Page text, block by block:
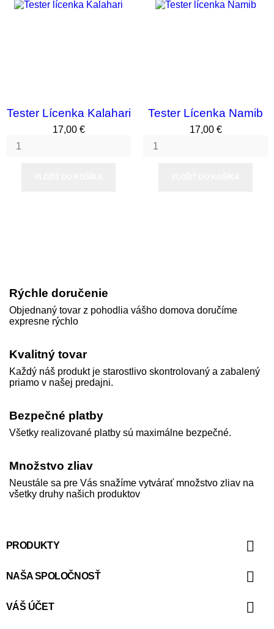
Tester Lícenka Kalahari
Cena
17,00 €
Tester Lícenka Namib
Cena
17,00 €
Rýchle doručenie
Objednaný tovar z pohodlia vášho domova doručíme
expresne rýchlo
Kvalitný tovar
Každý náš produkt je starostlivo skontrolovaný a zabalený
priamo v našej predajni.
Bezpečné platby
Všetky realizované platby sú maximálne bezpečné.
Množstvo zliav
Neustále sa pre Vás snažíme vytvárať množstvo zliav na
všetky druhy našich produktov
PRODUKTY 
NAŠA SPOLOČNOSŤ 
VÁŠ ÚČET 